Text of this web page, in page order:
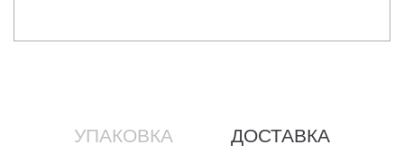
УПАКОВКА ДОСТАВКА